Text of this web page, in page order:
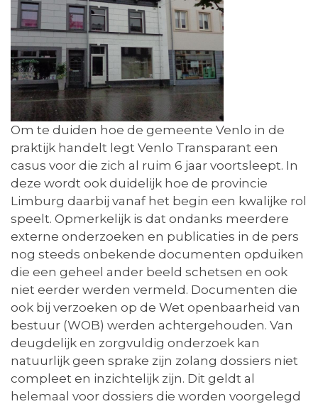
Om te duiden hoe de gemeente Venlo in de
praktijk handelt legt Venlo Transparant een
casus voor die zich al ruim 6 jaar voortsleept. In
deze wordt ook duidelijk hoe de provincie
Limburg daarbij vanaf het begin een kwalijke rol
speelt. Opmerkelijk is dat ondanks meerdere
externe onderzoeken en publicaties in de pers
nog steeds onbekende documenten opduiken
die een geheel ander beeld schetsen en ook
niet eerder werden vermeld. Documenten die
ook bij verzoeken op de Wet openbaarheid van
bestuur (WOB) werden achtergehouden. Van
deugdelijk en zorgvuldig onderzoek kan
natuurlijk geen sprake zijn zolang dossiers niet
compleet en inzichtelijk zijn. Dit geldt al
helemaal voor dossiers die worden voorgelegd